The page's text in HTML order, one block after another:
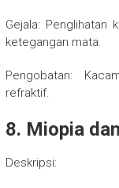
Gejala: Penglihatan
ketegangan mata.
Pengobatan:
refraktif.
8. Miopia
Deskripsi: